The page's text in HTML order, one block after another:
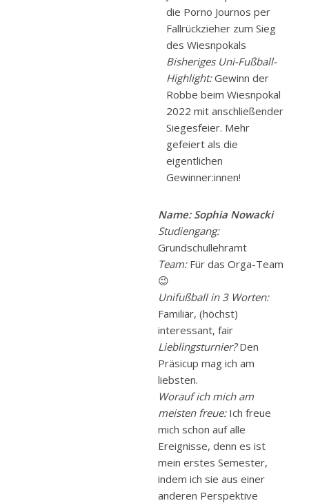
die Porno Journos per
Fallrückzieher zum Sieg
des Wiesnpokals
Bisheriges Uni-Fußball-
Highlight:Gewinn der
Robbe beim Wiesnpokal
2022 mit anschließender
Siegesfeier. Mehr
gefeiert als die
eigentlichen
Gewinner:innen!
Name: Sophia Nowacki
Studiengang:
Grundschullehramt
Team: Für das Orga-Team
😉
Unifußball in 3 Worten:
Familiär, (höchst)
interessant, fair
Lieblingsturnier?Den
Präsicup mag ich am
liebsten.
Worauf ich mich am
meisten freue:Ich freue
mich schon auf alle
Ereignisse, denn es ist
mein erstes Semester,
indem ich sie aus einer
anderen Perspektive